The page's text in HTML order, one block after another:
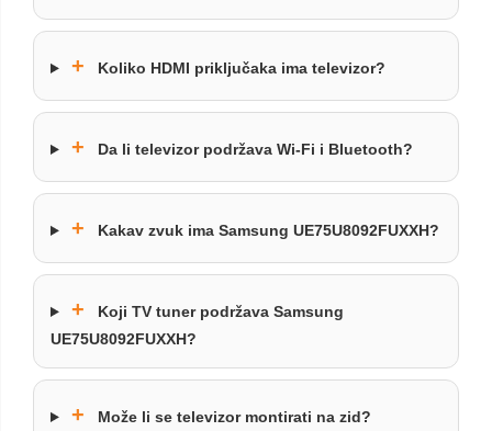
+ Koliko HDMI priključaka ima televizor?
+ Da li televizor podržava Wi-Fi i Bluetooth?
+ Kakav zvuk ima Samsung UE75U8092FUXXH?
+
Koji TV tuner podržava Samsung
UE75U8092FUXXH?
+ Može li se televizor montirati na zid?